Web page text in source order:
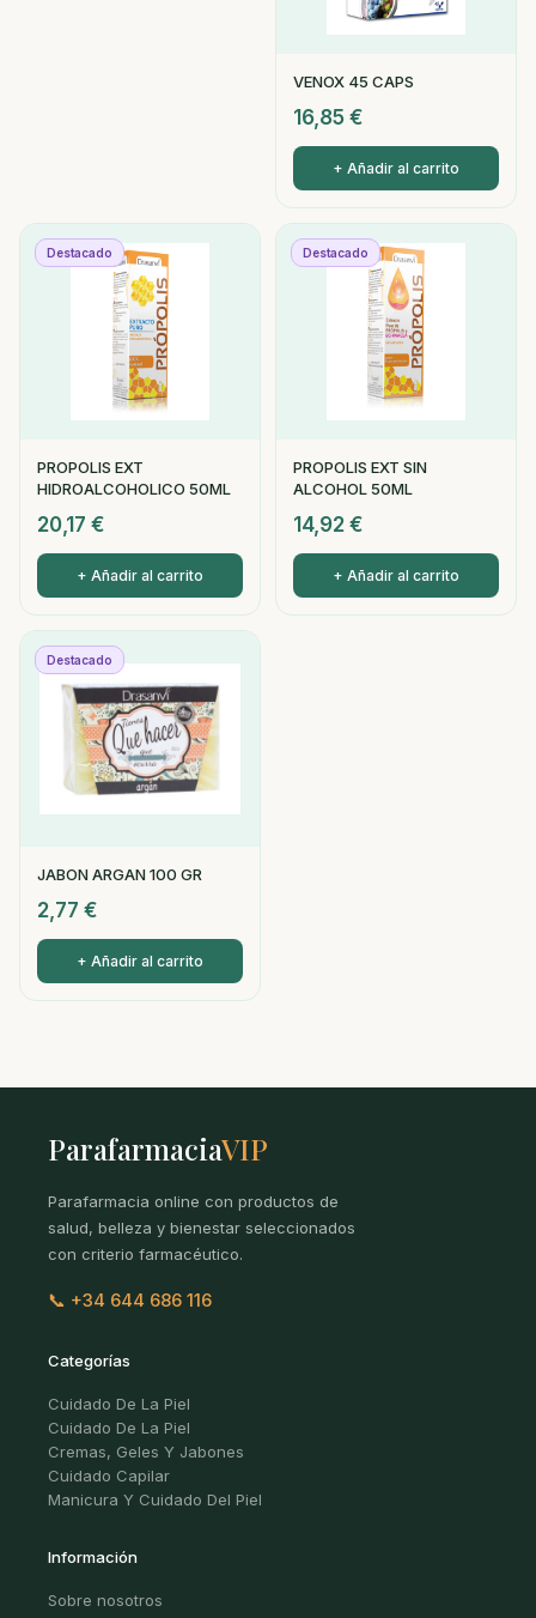
VENOX 45 CAPS
16,85 €
+ Añadir al carrito
Destacado
PROPOLIS EXT
HIDROALCOHOLICO 50ML
20,17 €
+ Añadir al carrito
Destacado
PROPOLIS EXT SIN
ALCOHOL 50ML
14,92 €
+ Añadir al carrito
Destacado
JABON ARGAN 100 GR
2,77 €
+ Añadir al carrito
ParafarmaciaVIP
Parafarmacia online con productos de
salud, belleza y bienestar seleccionados
con criterio farmacéutico.
📞 +34 644 686 116
Categorías
Cuidado De La Piel
Cuidado De La Piel
Cremas, Geles Y Jabones
Cuidado Capilar
Manicura Y Cuidado Del Piel
Información
Sobre nosotros